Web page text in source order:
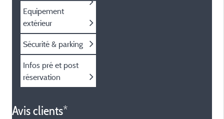
Equipement
extérieur
Sécurité & parking
Infos pré et post
réservation
Avis clients*